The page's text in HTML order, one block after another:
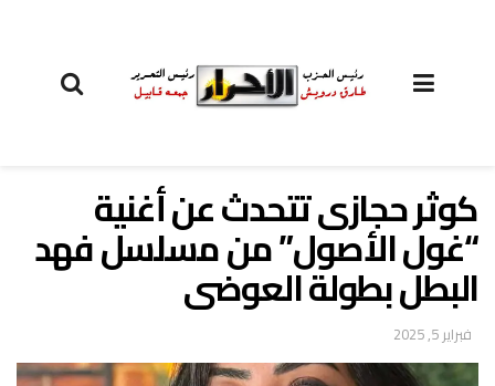
كوثر حجازى تتحدث عن أغنية
“غول الأصول” من مسلسل فهد
البطل بطولة العوضى
فبراير 5, 2025